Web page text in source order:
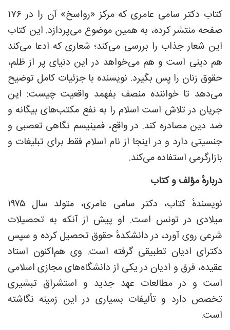
کتاب دکتر سامی عامری که مرکز «رواسخ» آن را در ۱۷۶
صفحه منتشر کرده، به همین موضوع می‌پردازد. این کتاب
این شعار جذاب را بررسی می‌کند؛ شعاری که ادعا می‌کند
هم دینی است و هم می‌خواهد در این دنیای پر از ظلم،
حقوق زنان را پس بگیرد. نویسنده با جزئیات کامل توضیح
می‌دهد تا خواننده منصف بفهمد واقعیت چیست: این
جریان در تلاش است اسلام را به نفع مکتب‌های بیگانه و
ضد دین مصادره کند. در واقع، فمینیسم نگاهی تعصبی و
جنسیتی دارد و در اینجا از نام اسلام فقط برای تبلیغات و
بازارگرمی استفاده می‌کند.
دربارهٔ مؤلف و کتاب
نویسندهٔ کتاب، دکتر سامی عامری، متولد سال ۱۹۷۵
میلادی در تونس است. او پیش از آنکه به تحصیلات
شرعی روی آورد، در دانشکدهٔ حقوق تحصیل کرده و سپس
دکترای ادیان تطبیقی گرفته است. وی هم‌اکنون استاد
عقیده، فرق و ادیان در یکی از دانشگاه‌های مجازی اسلامی
است و در مطالعات عهد جدید و استشراق تبشیری
تخصص دارد و تألیفات بسیاری در این زمینه نگاشته
است.